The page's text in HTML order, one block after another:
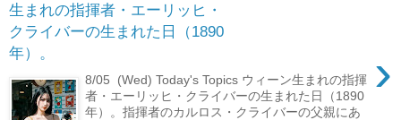
生まれの指揮者・エーリッヒ・
クライバーの生まれた日（1890
年）。
›
8/05 (Wed) Today's Topics ウィーン生まれの指揮
者・エーリッヒ・クライバーの生まれた日（1890
年）。指揮者のカルロス・クライバーの父親にあ